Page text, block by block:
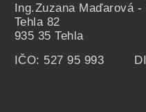
Ing.Zuzana Maďarová -
Tehla 82
935 35 Tehla
IČO: 527 95 993